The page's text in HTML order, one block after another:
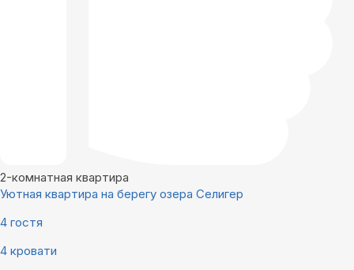
2-комнатная квартира
Уютная квартира на берегу озера Селигер
4 гостя
4 кровати